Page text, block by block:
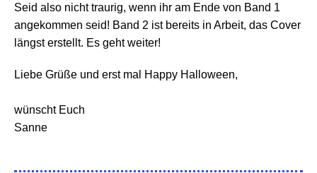
Seid also nicht traurig, wenn ihr am Ende von Band 1
angekommen seid! Band 2 ist bereits in Arbeit, das Cover
längst erstellt. Es geht weiter!
Liebe Grüße und erst mal Happy Halloween,
wünscht Euch
Sanne